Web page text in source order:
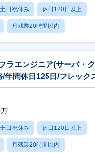
土日祝休み 休日120日以上
月残業20時間以内
ラエンジニア(サーバ・
/年間休日125日/フレック
土日祝休み 休日120日以上
月残業20時間以内